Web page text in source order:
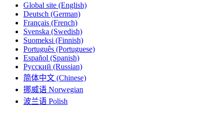
Global site (English)
Deutsch (German)
Français (French)
Svenska (Swedish)
Suomeksi (Finnish)
Português (Portuguese)
Español (Spanish)
Русский (Russian)
简体中文 (Chinese)
挪威语 Norwegian
波兰语 Polish